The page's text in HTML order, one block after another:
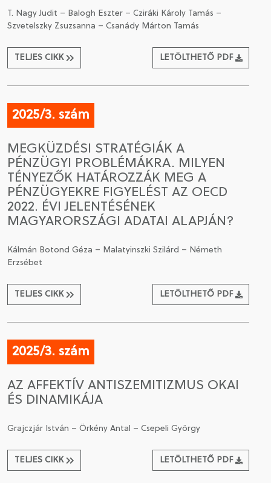
T. Nagy Judit – Balogh Eszter – Cziráki Károly Tamás –
Szvetelszky Zsuzsanna – Csanády Márton Tamás
TELJES CIKK LETÖLTHETŐ PDF
2025/3. szám
MEGKÜZDÉSI STRATÉGIÁK A
PÉNZÜGYI PROBLÉMÁKRA. MILYEN
TÉNYEZŐK HATÁROZZÁK MEG A
PÉNZÜGYEKRE FIGYELÉST AZ OECD
2022. ÉVI JELENTÉSÉNEK
MAGYARORSZÁGI ADATAI ALAPJÁN?
Kálmán Botond Géza – Malatyinszki Szilárd – Németh
Erzsébet
TELJES CIKK LETÖLTHETŐ PDF
2025/3. szám
AZ AFFEKTÍV ANTISZEMITIZMUS OKAI
ÉS DINAMIKÁJA
Grajczjár István – Örkény Antal – Csepeli György
TELJES CIKK LETÖLTHETŐ PDF